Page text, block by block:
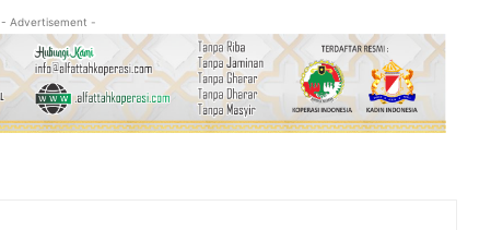
- Advertisement -